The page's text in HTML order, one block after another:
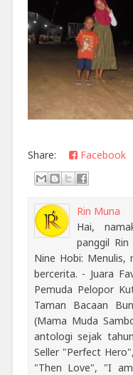
Share: Facebook
Rin Muna
Hai,
panggil
Nine Hobi: Menulis,
bercerita. - Juara
Pemuda Pelopor
Taman Bacaan
(Mama Muda
antologi sejak
Seller "Perfect
"Then Love", "I